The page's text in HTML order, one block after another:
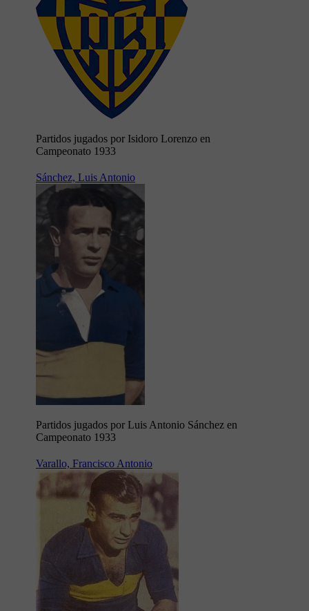
Partidos jugados por Isidoro Lorenzo en
Campeonato 1933
Sánchez, Luis Antonio
Partidos jugados por Luis Antonio Sánchez en
Campeonato 1933
Varallo, Francisco Antonio